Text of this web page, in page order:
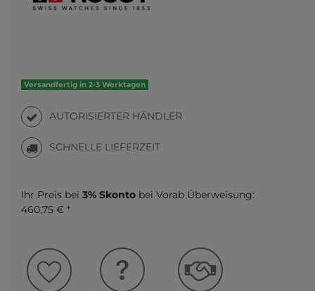
Versandfertig in 2-3 Werktagen
AUTORISIERTER HÄNDLER
SCHNELLE LIEFERZEIT
Ihr Preis bei 3% Skonto bei Vorab Überweisung:
460,75 € *